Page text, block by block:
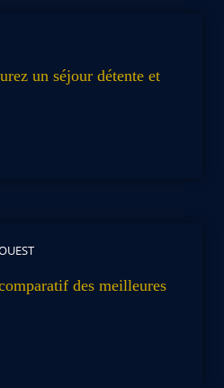
un séjour détente et
des meilleures